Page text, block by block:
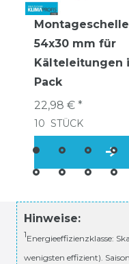
54x30 mm für
Kälteleitungen
Pack
22,98 € *
10 STÜCK
Hinweise:
1Energieeffizienzklasse:
wenigsten effizient).